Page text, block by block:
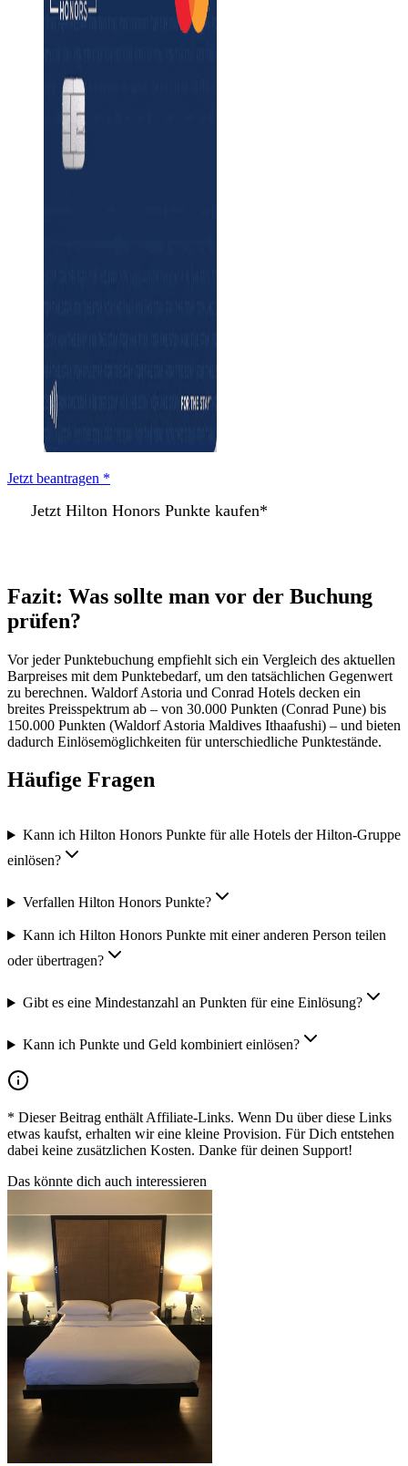
Jetzt beantragen *
Jetzt Hilton Honors Punkte kaufen*
Fazit: Was sollte man vor der Buchung
prüfen?
Vor jeder Punktebuchung empfiehlt sich ein Vergleich des aktuellen
Barpreises mit dem Punktebedarf, um den tatsächlichen Gegenwert
zu berechnen. Waldorf Astoria und Conrad Hotels decken ein
breites Preisspektrum ab – von 30.000 Punkten (Conrad Pune) bis
150.000 Punkten (Waldorf Astoria Maldives Ithaafushi) – und bieten
dadurch Einlösemöglichkeiten für unterschiedliche Punktestände.
Häufige Fragen
Kann ich Hilton Honors Punkte für alle Hotels der Hilton-Gruppe
einlösen?
Verfallen Hilton Honors Punkte?
Kann ich Hilton Honors Punkte mit einer anderen Person teilen
oder übertragen?
Gibt es eine Mindestanzahl an Punkten für eine Einlösung?
Kann ich Punkte und Geld kombiniert einlösen?
* Dieser Beitrag enthält Affiliate-Links. Wenn Du über diese Links
etwas kaufst, erhalten wir eine kleine Provision. Für Dich entstehen
dabei keine zusätzlichen Kosten. Danke für deinen Support!
Das könnte dich auch interessieren